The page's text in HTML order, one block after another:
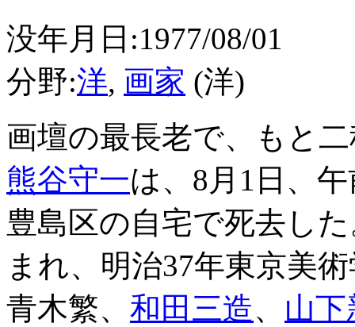
没年月日:1977/08/01
分野:洋, 画家 (洋)
画壇の最長老で、もと
熊谷守一は、8月1日、
豊島区の自宅で死去し
まれ、明治37年東京美
青木繁、 和田三造、 山